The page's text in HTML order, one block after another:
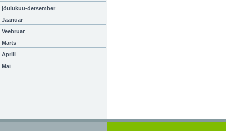
jõulukuu-detsember
Jaanuar
Veebruar
Märts
Aprill
Mai